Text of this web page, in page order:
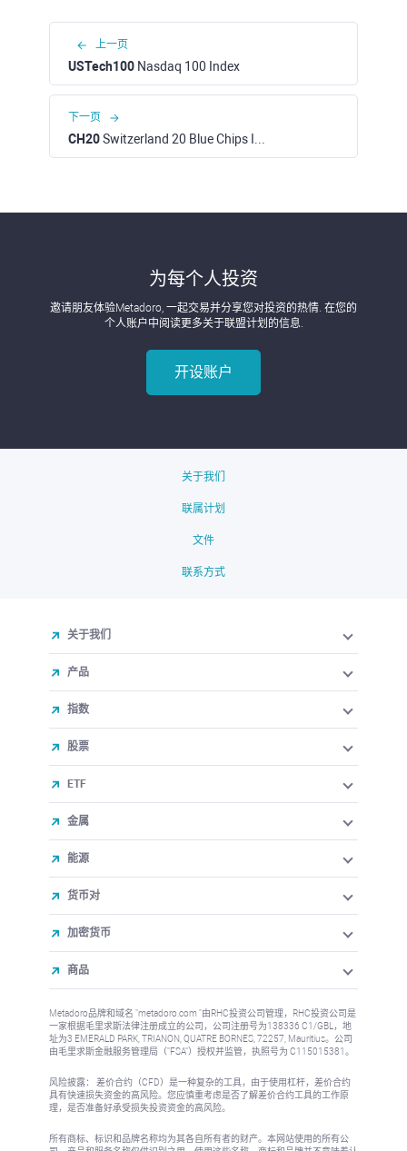
上一页
USTech100 Nasdaq 100 Index
下一页
CH20Switzerland 20 Blue Chips Index
为每个人投资
邀请朋友体验Metadoro, 一起交易并分享您对投资的热情. 在您的
个人账户中阅读更多关于联盟计划的信息.
开设账户
关于我们
联属计划
文件
联系方式
关于我们
产品
指数
股票
ETF
金属
能源
货币对
加密货币
商品
Metadoro品牌和域名 "metadoro.com "由RHC投资公司管理，RHC投资公司是
一家根据毛里求斯法律注册成立的公司，公司注册号为138336 C1/GBL，地
址为3 EMERALD PARK, TRIANON, QUATRE BORNES, 72257, Mauritius。公司
由毛里求斯金融服务管理局（"FSA"）授权并监管，执照号为 C115015381。
风险披露： 差价合约（CFD）是一种复杂的工具，由于使用杠杆，差价合约
具有快速损失资金的高风险。您应慎重考虑是否了解差价合约工具的工作原
理，是否准备好承受损失投资资金的高风险。
所有商标、标识和品牌名称均为其各自所有者的财产。本网站使用的所有公